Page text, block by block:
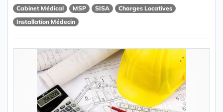
Cabinet Médical MSP SISA
Charges Locatives
Installation Médecin